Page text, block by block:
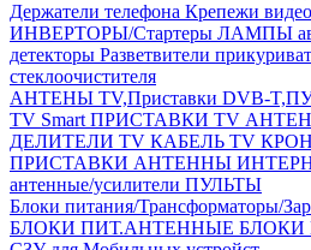
Держатели телефона Крепежи
ИНВЕРТОРЫ/Стартеры ЛАМПЫ
детекторы Разветвители
стеклоочистителя
АНТЕНЫ ТV,Приставки DVB-
TV Smart ПРИСТАВКИ TV
ДЕЛИТЕЛИ TV КАБЕЛЬ TV
ПРИСТАВКИ АНТЕННЫ
антенные/усилители ПУЛЬТЫ
Блоки питания/Трансформаторы/
БЛОКИ ПИТ.АНТЕННЫЕ БЛОКИ